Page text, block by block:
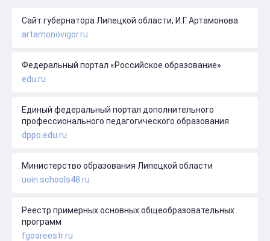
Сайт губернатора Липецкой области, И.Г. Артамонова
artamonovigor.ru
Федеральный портал «Российское образование»
edu.ru
Единый федеральный портал дополнительного
профессионального педагогического образования
dppo.edu.ru
Министерство образования Липецкой области
uoin.schools48.ru
Реестр примерных основных общеобразовательных
программ
fgosreestr.ru